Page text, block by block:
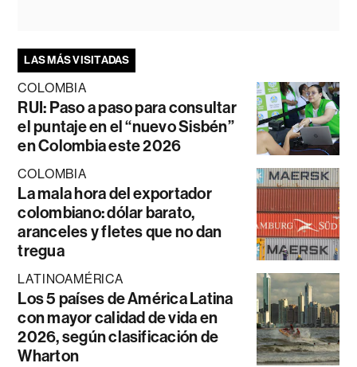
LAS MÁS VISITADAS
COLOMBIA
RUI: Paso a paso para consultar
el puntaje en el “nuevo Sisbén”
en Colombia este 2026
COLOMBIA
La mala hora del exportador
colombiano: dólar barato,
aranceles y fletes que no dan
tregua
LATINOAMÉRICA
Los 5 países de América Latina
con mayor calidad de vida en
2026, según clasificación de
Wharton